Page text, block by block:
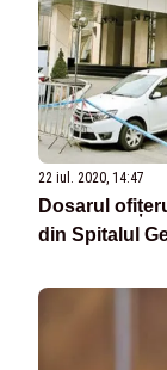
22 iul. 2020, 14:47
Dosarul
din Spitalul